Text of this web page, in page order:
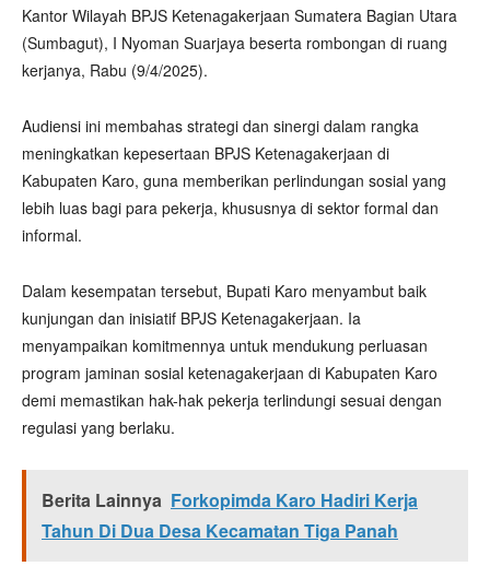
Kantor Wilayah BPJS Ketenagakerjaan Sumatera Bagian Utara
(Sumbagut), I Nyoman Suarjaya beserta rombongan di ruang
kerjanya, Rabu (9/4/2025).
Audiensi ini membahas strategi dan sinergi dalam rangka
meningkatkan kepesertaan BPJS Ketenagakerjaan di
Kabupaten Karo, guna memberikan perlindungan sosial yang
lebih luas bagi para pekerja, khususnya di sektor formal dan
informal.
Dalam kesempatan tersebut, Bupati Karo menyambut baik
kunjungan dan inisiatif BPJS Ketenagakerjaan. Ia
menyampaikan komitmennya untuk mendukung perluasan
program jaminan sosial ketenagakerjaan di Kabupaten Karo
demi memastikan hak-hak pekerja terlindungi sesuai dengan
regulasi yang berlaku.
Berita Lainnya Forkopimda Karo Hadiri Kerja
Tahun Di Dua Desa Kecamatan Tiga Panah